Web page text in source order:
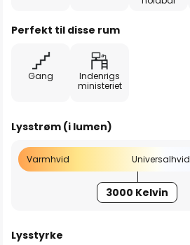
Perfekt til disse rum
Gang
Indenrigs
ministeriet
Lysstrøm (i lumen)
Varmhvid Universalhvid
3000 Kelvin
Lysstyrke